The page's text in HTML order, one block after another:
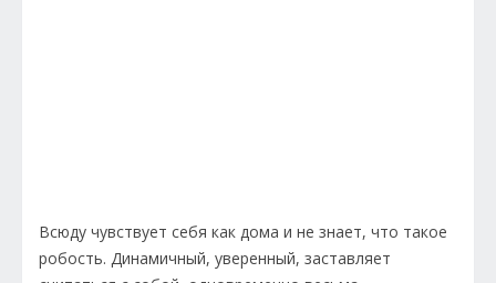
Всюду чувствует себя как дома и не знает, что такое
робость. Динамичный, уверенный, заставляет